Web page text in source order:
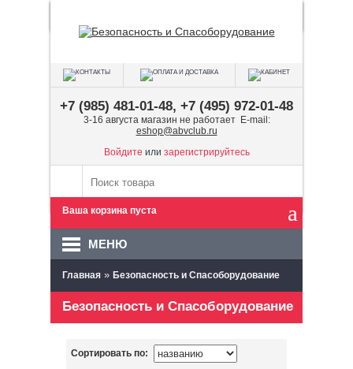
+7 (985) 481-01-48, +7 (495) 972-01-48
3-16 августа магазин не работает E-mail:
eshop@abvclub.ru
Войдите или зарегистрируйтесь
Ваша корзина пуста
МЕНЮ
Главная » Безопасность и Спасоборудование
Безопасность и Спасоборудование
Сортировать по: